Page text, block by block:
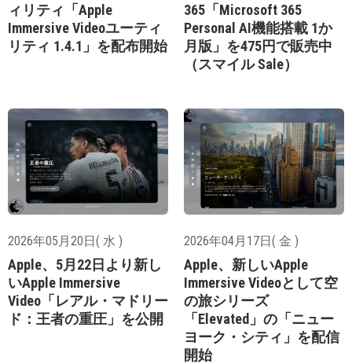
ィリティ「Apple
Immersive Videoユーティ
リティ 1.4.1」を配布開始
365「Microsoft 365
Personal AI機能搭載 1か
月版」を475円で販売中
（スマイル Sale）
2026年05月20日( 水 )
Apple、5月22日より新し
いApple Immersive
Video「レアル・マドリー
ド：王者の重圧」を公開
2026年04月17日( 金 )
Apple、新しいApple
Immersive Videoとして空
の旅シリーズ
「Elevated」の「ニュー
ヨーク・シティ」を配信
開始